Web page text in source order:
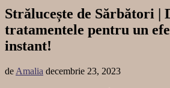
Strălucește de Sărbători |
tratamentele pentru un
instant!
de Amalia decembrie 23, 2023